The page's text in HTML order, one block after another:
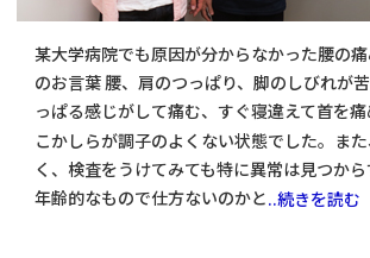
某大学病院でも原因が分からなかった腰の
のお言葉 腰、肩のつっぱり、脚のしびれが
っぱる感じがして痛む、すぐ寝違えて首を
こかしらが調子のよくない状態でした。ま
く、検査をうけてみても特に異常は見つか
年齢的なもので仕方ないのかと..続きを読む